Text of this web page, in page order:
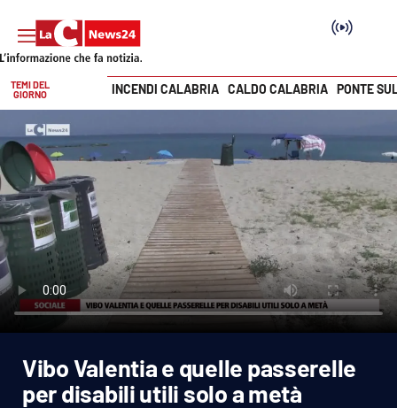
SEZIONI
Cronaca
Politica
Attualità
Economia e lavoro
Italia Mondo
Vai
TEMI DEL
GIORNO
INCENDI CALABRIA CALDO CALABRIA PONTE
Vibo Valentia e quelle passerelle
per disabili utili solo a metà